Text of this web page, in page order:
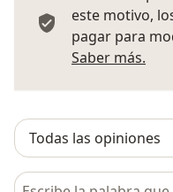
este motivo,
pagar para
Saber más.
Busca en opiniones